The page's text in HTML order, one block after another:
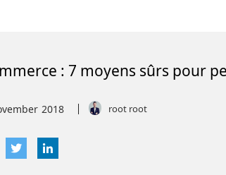
: 7 moyens sûrs pour
2018 root root